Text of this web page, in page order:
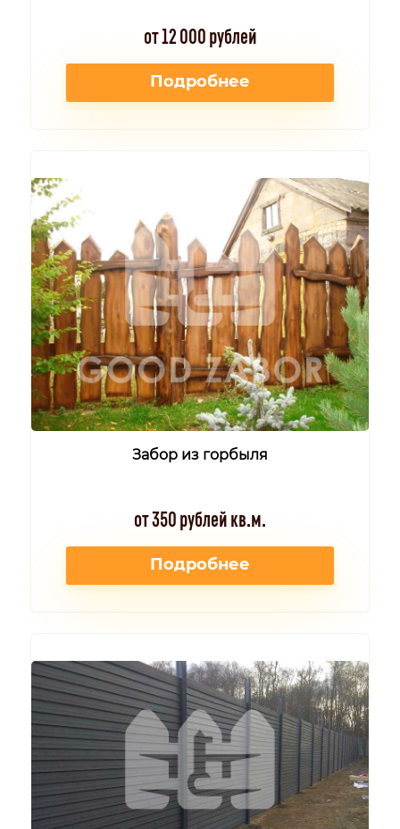
от 12 000 рублей
Подробнее
Забор из горбыля
от 350 рублей кв.м.
Подробнее